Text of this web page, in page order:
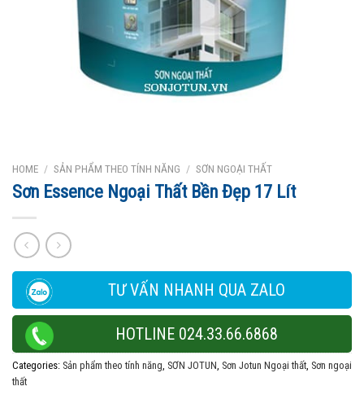
HOME / SẢN PHẨM THEO TÍNH NĂNG / SƠN NGOẠI THẤT
Sơn Essence Ngoại Thất Bền Đẹp 17 Lít
TƯ VẤN NHANH QUA ZALO
HOTLINE 024.33.66.6868
Categories: Sản phẩm theo tính năng, SƠN JOTUN, Sơn Jotun Ngoại thất, Sơn ngoại
thất